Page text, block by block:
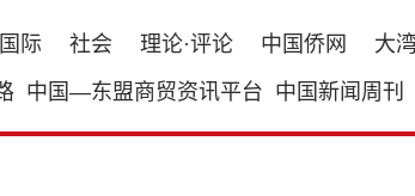
国际 社会 理论·评论 中国侨网
大
中国—东盟商贸资讯平台 中国新闻周刊